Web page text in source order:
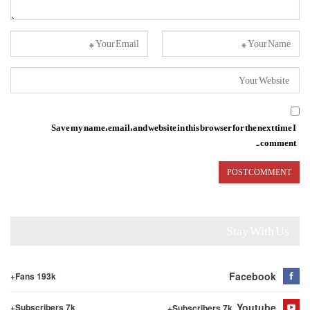
Save my name, email, and website in this browser for the next time I
comment.
Facebook
Fans 193k+
Youtube
Subscribers 7k+